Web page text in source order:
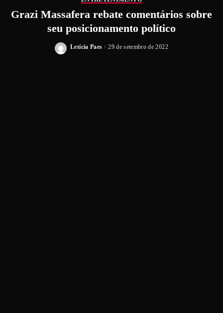
Grazi Massafera rebate comentários sobre
seu posicionamento político
Letícia Paes 29 de setembro de 2022